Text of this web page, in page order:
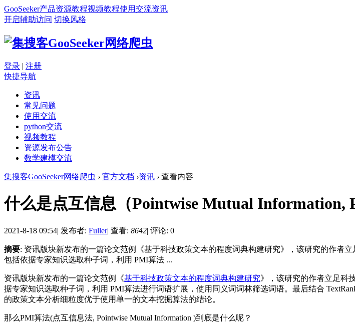
GooSeeker产品资源教程视频教程使用交流资讯
开启辅助访问 切换风格
登录 | 注册
快捷导航
资讯
常见问题
使用交流
python交流
视频教程
资源发布公告
数学建模交流
集搜客GooSeeker网络爬虫 › 官方文档 ›资讯 › 查看内容
什么是点互信息（Pointwise Mutual Information,
2021-8-18 09:54| 发布者: Fuller| 查看: 8642| 评论: 0
摘要: 资讯版块新发布的一篇论文范例《基于科技政策文本的程度词典构建研究》，该研究的作者
包括依据专家知识选取种子词，利用 PMI算法 ...
资讯版块新发布的一篇论文范例《基于科技政策文本的程度词典构建研究》，该研究的作者立足科
据专家知识选取种子词，利用 PMI算法进行词语扩展，使用同义词词林筛选词语。最后结合
的政策文本分析细粒度优于使用单一的文本挖掘算法的结论。
那么PMI算法(点互信息法, Pointwise Mutual Information )到底是什么呢？